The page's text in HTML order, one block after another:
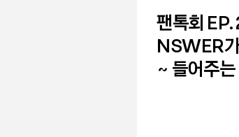
팬톡회
NSWER
~ 들어주
카카오가
2025 카카
덕질이 열
'새싹이'의
삶 속으로